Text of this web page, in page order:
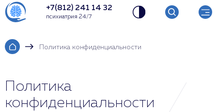
+7(812) 241 14 32
психиатрия 24/7
Политика конфиденциальности
Политика
конфиденциальности